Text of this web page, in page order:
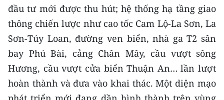
Media Pháp luật
Media Du lịch
Media Thế giới
Media Thể thao
Media Giáo dục
đầu tư mới được thu hút; hệ thống hạ tầng giao
thông chiến lược như cao tốc Cam Lộ-La Sơn, La
Sơn-Túy Loan, đường ven biển, nhà ga T2 sân
bay Phú Bài, cảng Chân Mây, cầu vượt sông
Hương, cầu vượt cửa biển Thuận An… lần lượt
hoàn thành và đưa vào khai thác. Một diện mạo